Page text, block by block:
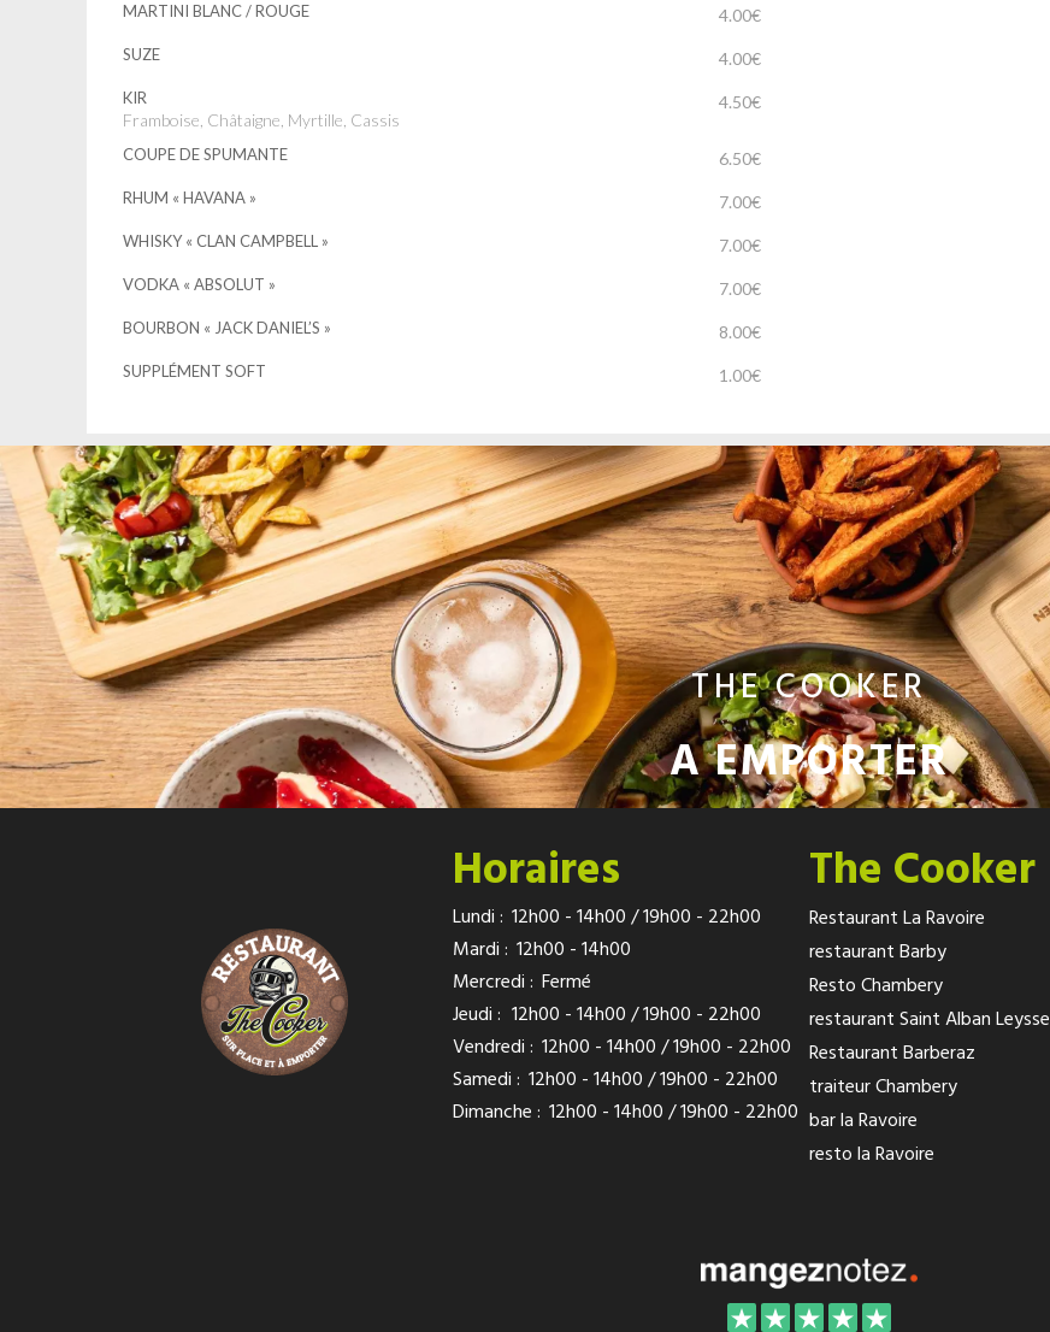
MARTINI BLANC / ROUGE 4.00€
SUZE 4.00€
KIR
Framboise, Châtaigne, Myrtille, Cassis
4.50€
COUPE DE SPUMANTE 6.50€
RHUM « HAVANA » 7.00€
WHISKY « CLAN CAMPBELL » 7.00€
VODKA « ABSOLUT » 7.00€
BOURBON « JACK DANIEL’S » 8.00€
SUPPLÉMENT SOFT 1.00€
THE COOKER
A EMPORTER
Horaires
Lundi : 12h00 - 14h00 / 19h00 - 22h00
Mardi : 12h00 - 14h00
Mercredi : Fermé
Jeudi : 12h00 - 14h00 / 19h00 - 22h00
Vendredi : 12h00 - 14h00 / 19h00 - 22h00
Samedi : 12h00 - 14h00 / 19h00 - 22h00
Dimanche : 12h00 - 14h00 / 19h00 - 22h00
The Cooker
Restaurant La Ravoire
restaurant Barby
Resto Chambery
restaurant Saint Alban Leysse
Restaurant Barberaz
traiteur Chambery
bar la Ravoire
resto la Ravoire